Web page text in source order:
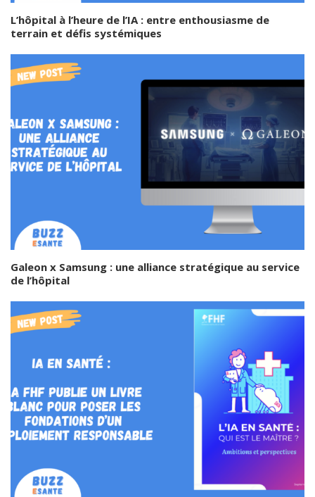
L’hôpital à l’heure de l’IA : entre enthousiasme de
terrain et défis systémiques
Galeon x Samsung : une alliance stratégique au service
de l’hôpital